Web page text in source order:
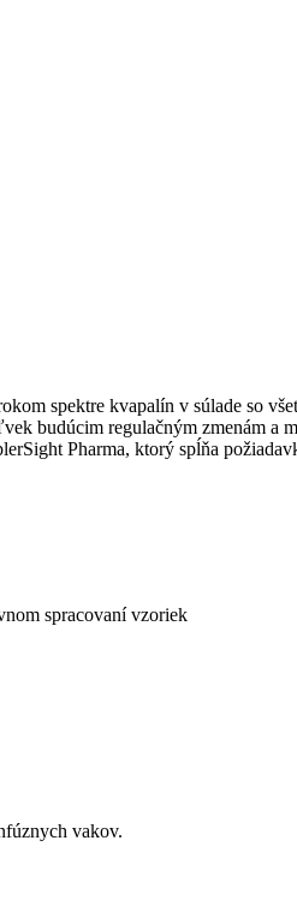
spektre kvapalín v súlade so
budúcim regulačným zmenám
Pharma, ktorý spĺňa
spracovaní vzoriek
vakov.